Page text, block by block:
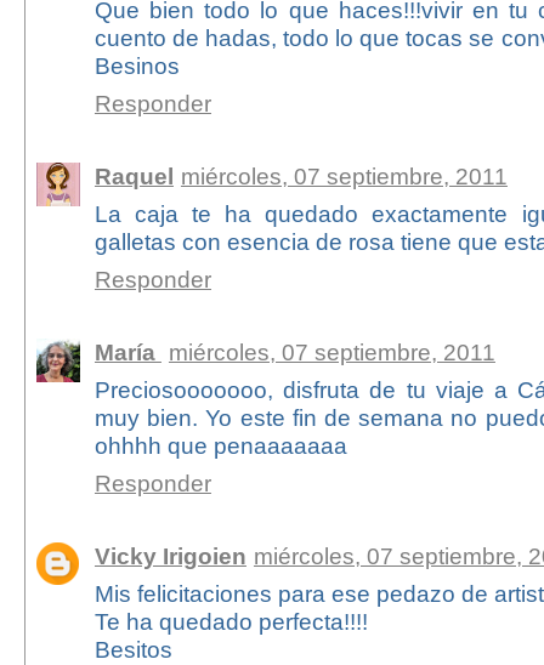
Que bien todo lo que haces!!!vivir en tu
cuento de hadas, todo lo que tocas se
Besinos
Responder
Raquel miércoles, 07 septiembre, 2011
La caja te ha quedado exactamente
galletas con esencia de rosa tiene que
Responder
María miércoles, 07 septiembre, 2011
Preciosooooooo, disfruta de tu viaje a
muy bien. Yo este fin de semana no
ohhhh que penaaaaaaa
Responder
Vicky Irigoien miércoles, 07 septiembre,
Mis felicitaciones para ese pedazo de
Te ha quedado perfecta!!!!
Besitos